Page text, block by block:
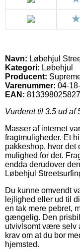
Navn: Løbehjul
Kategori: Løbehjul
Producent:
Varenummer: 04-
EAN: 813398025827
Vurderet til 3.5 ud af
Masser af internet
fragtmuligheder. Et
pakkeshop, hvor det
mulighed for det.
endda derudover
Løbehjul
Du kunne omvendt
lejlighed eller ud til
en tak mere pebret,
gængelig. Den
utvivlsomt være selv
krav om at du bor
hjemsted.